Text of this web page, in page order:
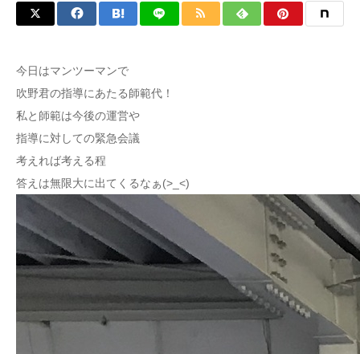
今日はマンツーマンで
吹野君の指導にあたる師範代！
私と師範は今後の運営や
指導に対しての緊急会議
考えれば考える程
答えは無限大に出てくるなぁ(>_<)